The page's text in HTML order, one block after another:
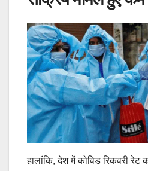
हालांकि, देश में कोविड रिकवरी रेट